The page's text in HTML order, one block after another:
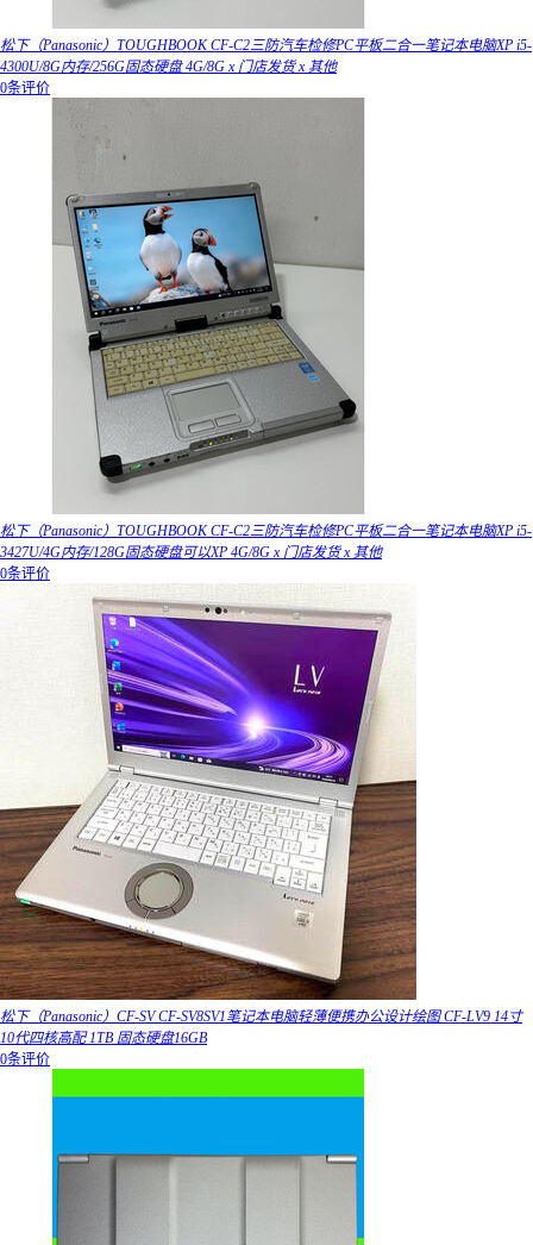
松下（Panasonic）TOUGHBOOK CF-C2三防汽车检修PC平板二合一笔记本电脑XP i5-
4300U/8G内存/256G固态硬盘 4G/8G x 门店发货 x 其他
0条评价
松下（Panasonic）TOUGHBOOK CF-C2三防汽车检修PC平板二合一笔记本电脑XP i5-
3427U/4G内存/128G固态硬盘可以XP 4G/8G x 门店发货 x 其他
0条评价
松下（Panasonic）CF-SV CF-SV8SV1笔记本电脑轻薄便携办公设计绘图 CF-LV9 14寸
10代四核高配 1TB 固态硬盘16GB
0条评价